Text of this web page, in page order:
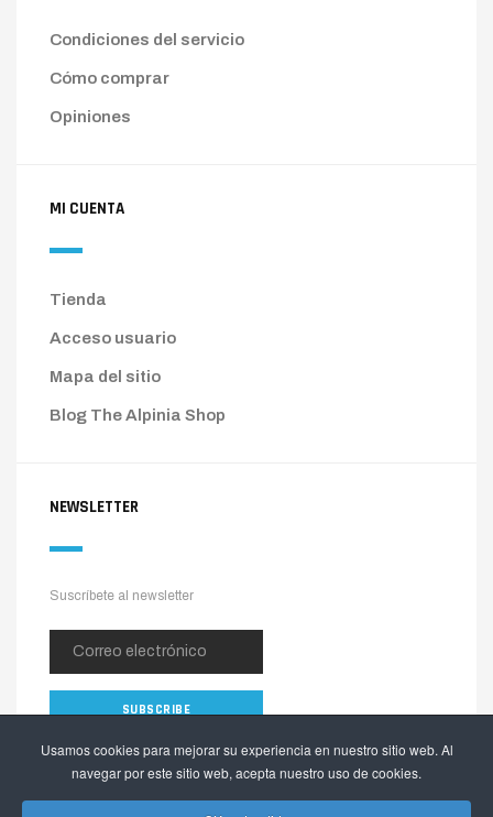
Usamos cookies para mejorar su experiencia en nuestro sitio web. Al
navegar por este sitio web, acepta nuestro uso de cookies.
Condiciones del servicio
Cómo comprar
Opiniones
MI CUENTA
Tienda
Acceso usuario
Mapa del sitio
Blog The Alpinia Shop
NEWSLETTER
Suscríbete al newsletter